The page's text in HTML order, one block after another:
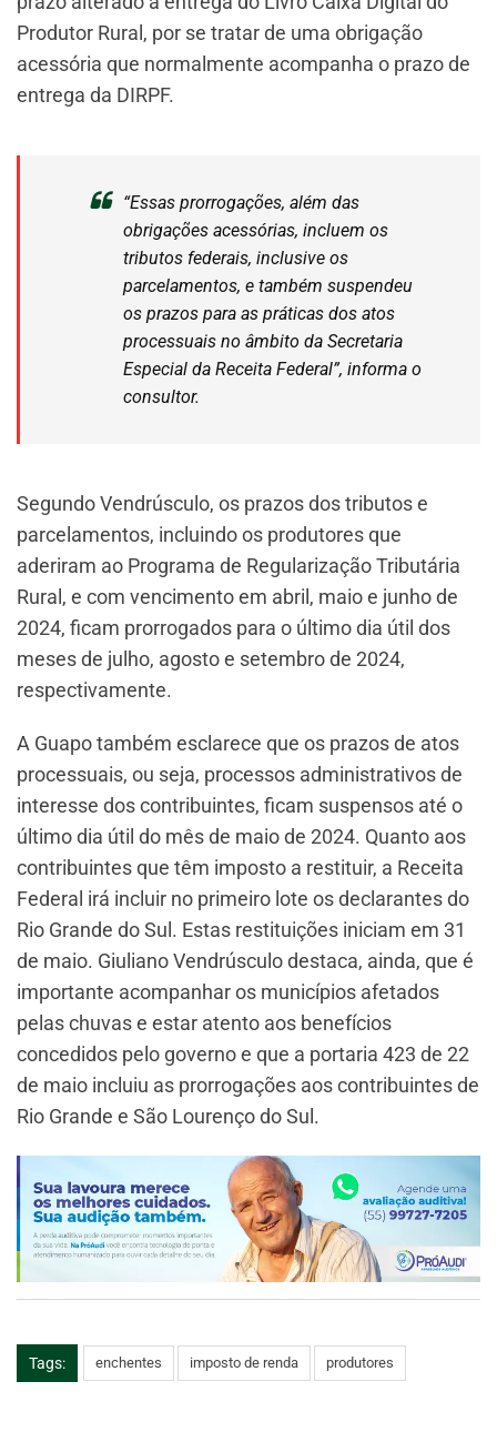
Produtor Rural, por se tratar de uma obrigação
acessória que normalmente acompanha o prazo de
entrega da DIRPF.
“Essas prorrogações, além das
obrigações acessórias, incluem os
tributos federais, inclusive os
parcelamentos, e também suspendeu
os prazos para as práticas dos atos
processuais no âmbito da Secretaria
Especial da Receita Federal”, informa o
consultor.
Segundo Vendrúsculo, os prazos dos tributos e
parcelamentos, incluindo os produtores que
aderiram ao Programa de Regularização Tributária
Rural, e com vencimento em abril, maio e junho de
2024, ficam prorrogados para o último dia útil dos
meses de julho, agosto e setembro de 2024,
respectivamente.
A Guapo também esclarece que os prazos de atos
processuais, ou seja, processos administrativos de
interesse dos contribuintes, ficam suspensos até o
último dia útil do mês de maio de 2024. Quanto aos
contribuintes que têm imposto a restituir, a Receita
Federal irá incluir no primeiro lote os declarantes do
Rio Grande do Sul. Estas restituições iniciam em 31
de maio. Giuliano Vendrúsculo destaca, ainda, que é
importante acompanhar os municípios afetados
pelas chuvas e estar atento aos benefícios
concedidos pelo governo e que a portaria 423 de 22
de maio incluiu as prorrogações aos contribuintes de
Rio Grande e São Lourenço do Sul.
Tags: enchentes imposto de renda produtores